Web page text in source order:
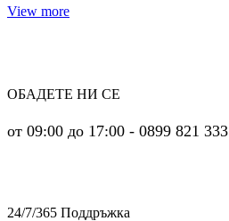
View more
ОБАДЕТЕ НИ СЕ
от 09:00 до 17:00 - 0899 821 333
24/7/365 Поддръжка